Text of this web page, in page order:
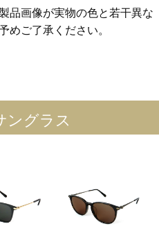
品画像が実物の色と若干異な
めご了承ください。
ングラス